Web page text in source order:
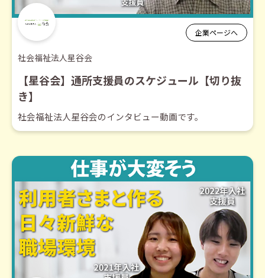
企業ページへ
社会福祉法人星谷会
【星谷会】通所支援員のスケジュール【切り抜
き】
社会福祉法人星谷会のインタビュー動画です。